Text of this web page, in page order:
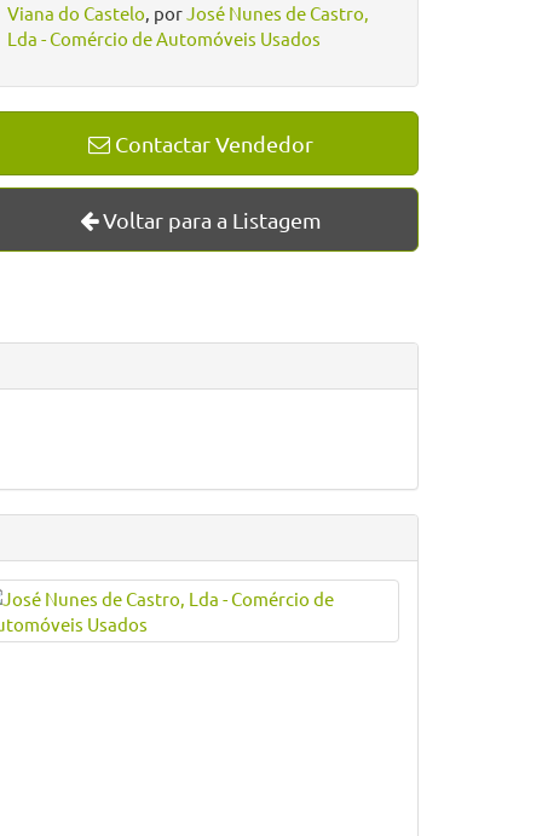
Viana do Castelo, porJosé Nunes de Castro,
Lda - Comércio de Automóveis Usados
Contactar Vendedor
Voltar para a Listagem